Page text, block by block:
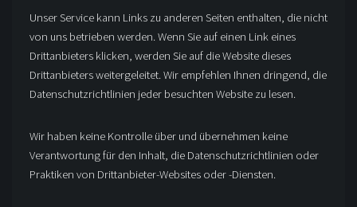
Unser Service kann Links zu anderen Seiten enthalten, die nicht
von uns betrieben werden. Wenn Sie auf einen Link eines
Drittanbieters klicken, werden Sie auf die Website dieses
Drittanbieters weitergeleitet. Wir empfehlen Ihnen dringend, die
Datenschutzrichtlinien jeder besuchten Website zu lesen.
Wir haben keine Kontrolle über und übernehmen keine
Verantwortung für den Inhalt, die Datenschutzrichtlinien oder
Praktiken von Drittanbieter-Websites oder -Diensten.